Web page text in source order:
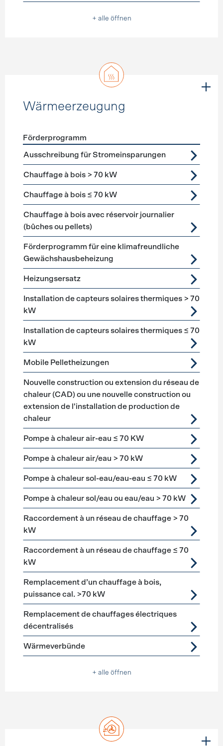
+ alle öffnen
Wärmeerzeugung
Förderprogramme Wärmeerzeugung
Förderprogramm
Ausschreibung für Stromeinsparungen
Chauffage à bois > 70 kW
Chauffage à bois ≤ 70 kW
Chauffage à bois avec réservoir journalier
(bûches ou pellets)
Förderprogramm für eine klimafreundliche
Gewächshausbeheizung
Heizungsersatz
Installation de capteurs solaires thermiques > 70
kW
Installation de capteurs solaires thermiques ≤ 70
kW
Mobile Pelletheizungen
Nouvelle construction ou extension du réseau de
chaleur (CAD) ou une nouvelle construction ou
extension de l'installation de production de
chaleur
Pompe à chaleur air-eau ≤ 70 KW
Pompe à chaleur air/eau > 70 kW
Pompe à chaleur sol-eau/eau-eau ≤ 70 kW
Pompe à chaleur sol/eau ou eau/eau > 70 kW
Raccordement à un réseau de chauffage > 70
kW
Raccordement à un réseau de chauffage ≤ 70
kW
Remplacement d’un chauffage à bois,
puissance cal. >70 kW
Remplacement de chauffages électriques
décentralisés
Wärmeverbünde
+ alle öffnen